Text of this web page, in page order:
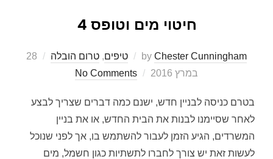
חיטוי מים וטופס 4
by Chester Cunningham טיפים, טרום הובלה
Posted
28
במרץ 2016
No Comments
בטרם כניסה לבניין חדש, ישנם כמה דברים שצריך לבצע
לאחר שסיימנו לבנות את הבית החדש, או את בניין
המשרדים, הגיע הזמן לעבור להשתמש בו, אך לפני שנוכל
לעשות זאת יש צורך לחברו לתשתיות כגון חשמל, מים